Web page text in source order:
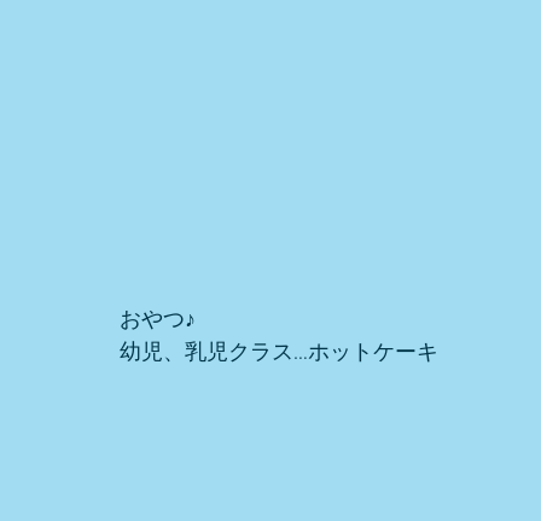
おやつ♪
幼児、乳児クラス…ホットケーキ